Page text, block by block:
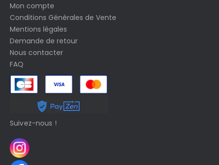
Mon compte
Conditions Générales de Vente
Mentions légales
Demande de retour
Nous contacter
FAQ
Suivez-nous !